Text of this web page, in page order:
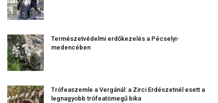
Természetvédelmi erdőkezelés a Pécselyi-
medencében
Trófeaszemle a Vergánál: a Zirci Erdészetnél esett a
legnagyobb trófeatömegű bika